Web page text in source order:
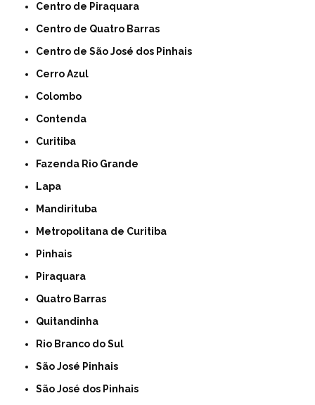
Centro de Piraquara
Centro de Quatro Barras
Centro de São José dos Pinhais
Cerro Azul
Colombo
Contenda
Curitiba
Fazenda Rio Grande
Lapa
Mandirituba
Metropolitana de Curitiba
Pinhais
Piraquara
Quatro Barras
Quitandinha
Rio Branco do Sul
São José Pinhais
São José dos Pinhais